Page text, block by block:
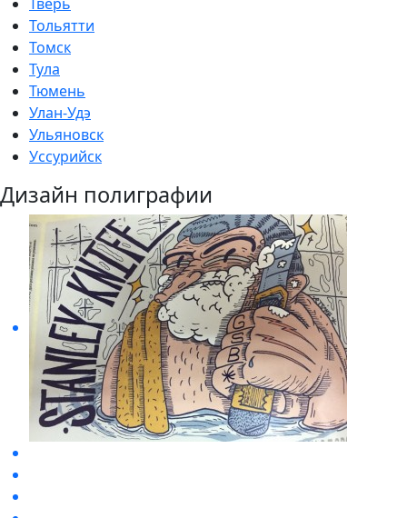
Тверь
Тольятти
Томск
Тула
Тюмень
Улан-Удэ
Ульяновск
Уссурийск
Дизайн полиграфии